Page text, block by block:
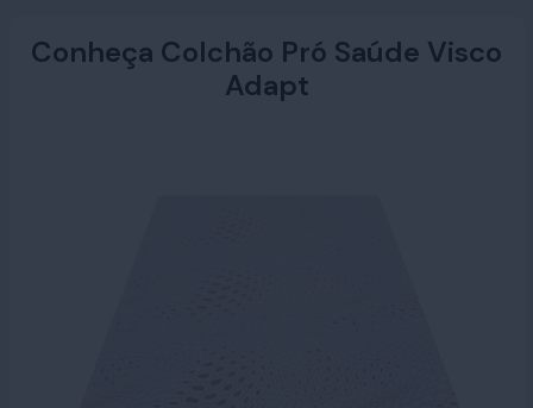
Conheça Colchão Pró Saúde Visco
Adapt